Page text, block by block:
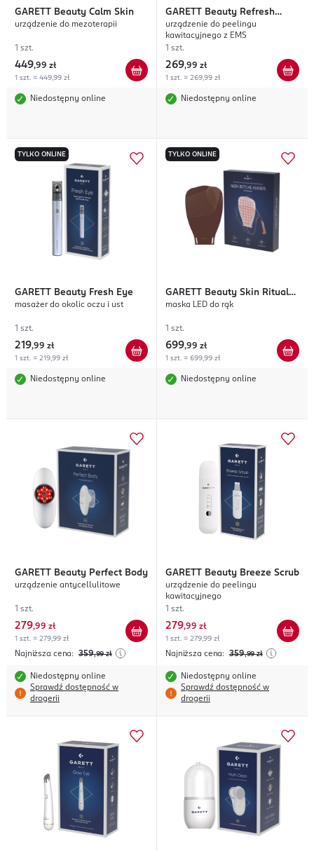
GARETT Beauty Calm Skin
urządzenie do mezoterapii
1 szt.
449,99 zł
1 szt. = 449,99 zł
Niedostępny online
GARETT
Beauty Refresh
Scrub
urządzenie do peelingu
kawitacyjnego z EMS
1 szt.
269,99 zł
1 szt. = 269,99 zł
Niedostępny online
TYLKO ONLINE
GARETT Beauty Fresh Eye
masażer do okolic oczu i ust
1 szt.
219,99 zł
1 szt. = 219,99 zł
Niedostępny online
TYLKO ONLINE
GARETT
Beauty Skin Ritual
Hands
maska LED do rąk
1 szt.
699,99 zł
1 szt. = 699,99 zł
Niedostępny online
GARETT Beauty Perfect Body
urządzenie antycellulitowe
1 szt.
279,99 zł
1 szt. = 279,99 zł
Najniższa cena: 359,99 zł
Niedostępny online
Sprawdź dostępność w
drogerii
GARETT Beauty Breeze Scrub
urządzenie do peelingu
kawitacyjnego
1 szt.
279,99 zł
1 szt. = 279,99 zł
Najniższa cena: 359,99 zł
Niedostępny online
Sprawdź dostępność w
drogerii